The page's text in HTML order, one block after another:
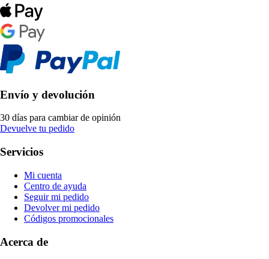
Envío y devolución
30 días para cambiar de opinión
Devuelve tu pedido
Servicios
Mi cuenta
Centro de ayuda
Seguir mi pedido
Devolver mi pedido
Códigos promocionales
Acerca de